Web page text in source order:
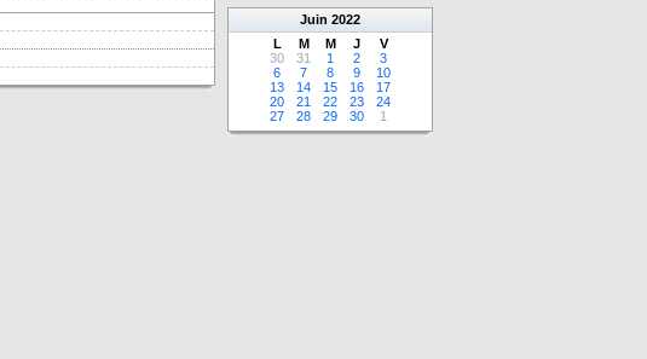
Juin 2022
L
M M J
V
30
31 1 2
3
6
7 8 9
10
13
14 15 16
17
20
21 22 23
24
27
28 29 30 1